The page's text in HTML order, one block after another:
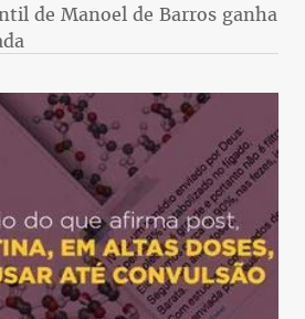
de Manoel de Barros ganha